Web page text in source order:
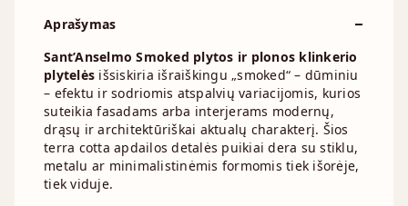
Aprašymas
Sant’Anselmo Smoked plytos ir plonos klinkerio
plytelės išsiskiria išraiškingu „smoked“ – dūminiu
– efektu ir sodriomis atspalvių variacijomis, kurios
suteikia fasadams arba interjerams modernų,
drąsų ir architektūriškai aktualų charakterį. Šios
terra cotta apdailos detalės puikiai dera su stiklu,
metalu ar minimalistinėmis formomis tiek išorėje,
tiek viduje.